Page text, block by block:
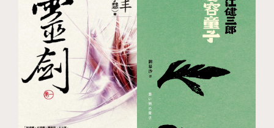
「它有點像《奧德修斯返鄉》，但是完全沒有『英雄色
彩』，在框架上和《唐吉軻德》一樣，本書也透過主人
翁（一個群體、一個家庭）的歷險，探討人類種種經驗
的一齣悲喜劇。外國評論咸認應該視此書為關於人類忍
受能力的一部原始預言，更能視為我們如今更為複雜的
這個社會的縮影。」（中國翻譯家李文俊）
杜葳．戴爾
瓦達曼
凱許